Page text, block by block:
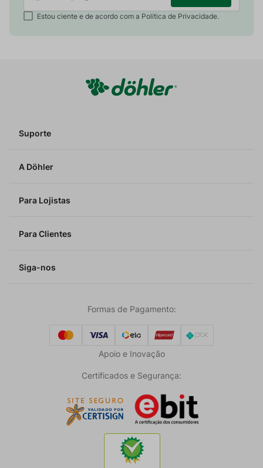
Estou ciente e de acordo com a Política de Privacidade.
Suporte
A Döhler
Para Lojistas
Para Clientes
Siga-nos
Formas de Pagamento:
Apoio e Inovação
Certificados e Segurança: